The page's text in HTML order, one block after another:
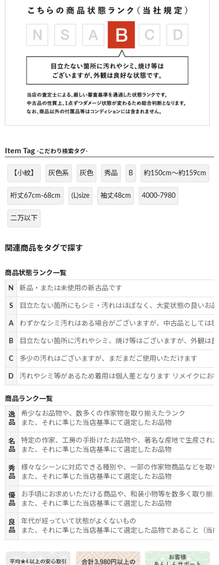
Item Tag -こだわり検索タグ-
【小紋】 灰色系 灰色 秀品 B 約150cm～約159cm
裄丈67cm-68cm (L)size 袖丈48cm 4000-7980
二万以下
商品状態ランク一覧
N 新品・または未使用の新古品です
S 目立たない箇所にもシミ・汚れはほぼなく、大変状態の良いお
A わずかなシミ汚れはある場合がございますが、中古品としては
B 目立たない箇所に汚れやシミ、焼け等はございますが、外観は
C 多少の汚れはございますが、まだまだご使用いただけます
D 汚れやシミ等があるため着用は個人差となります リメイクにお
商品ランク一覧
逸
品
希少なお品物や、数多くの作家物を取り揃えたランク
また、それに準じた当店基準にて選定したお品物
名
品
特定の作家、工房の手掛けたお品物や、著名な産地で生産され
また、それに準じた当店基準にて選定したお品物
秀
品
様々なシーンに対応できる種別や、一部の作家物商品などを取
また、それに準じた当店基準にて選定したお品物
優
品
お手頃にお求めいただける商品や、和装小物等を数多く取り揃
また、それに準じた当店基準にて選定したお品物
良
品
年代が経っていて状態がよくないもの
また、それに準じた当店基準にて選定した品物であること（当